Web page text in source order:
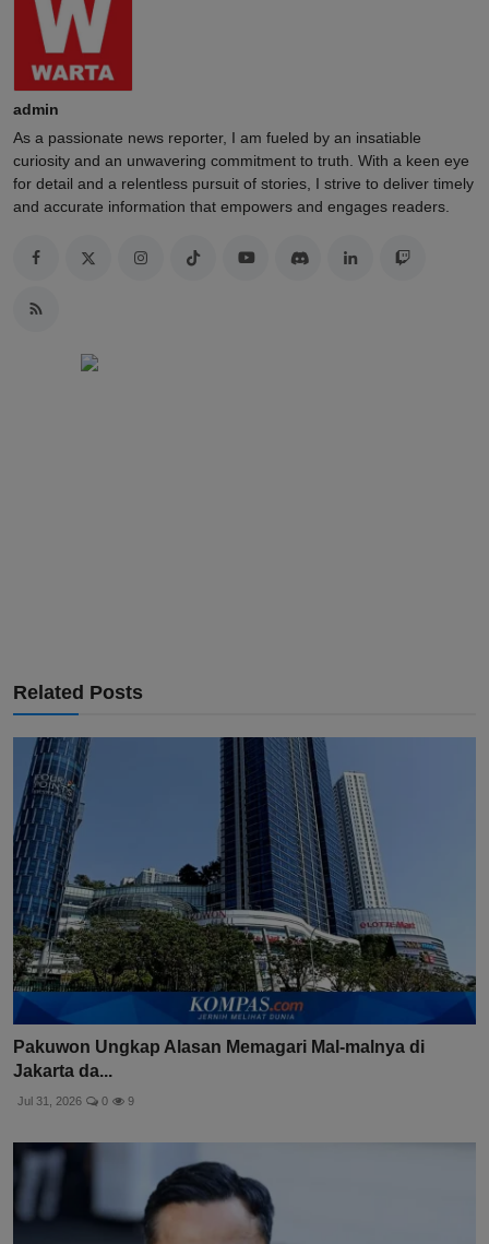
admin
As a passionate news reporter, I am fueled by an insatiable
curiosity and an unwavering commitment to truth. With a keen eye
for detail and a relentless pursuit of stories, I strive to deliver timely
and accurate information that empowers and engages readers.
Related Posts
Pakuwon Ungkap Alasan Memagari Mal-malnya di
Jakarta da...
Jul 31, 2026 0 9